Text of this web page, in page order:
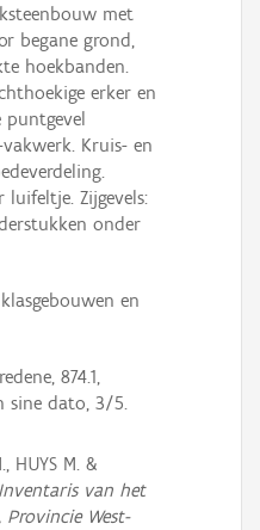
met
begane grond,
hoekbanden.
erker en
Kruis- en
Zijgevels:
onder
en
874.1,
sine dato, 3/5.
HUYS M. &
Inventaris van het
West-